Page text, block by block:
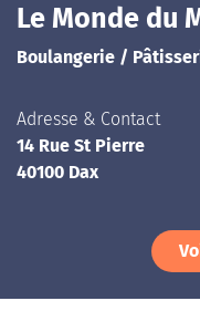
Le Monde du
Boulangerie /
Adresse & Contact
14 Rue St Pierre
40100 Dax